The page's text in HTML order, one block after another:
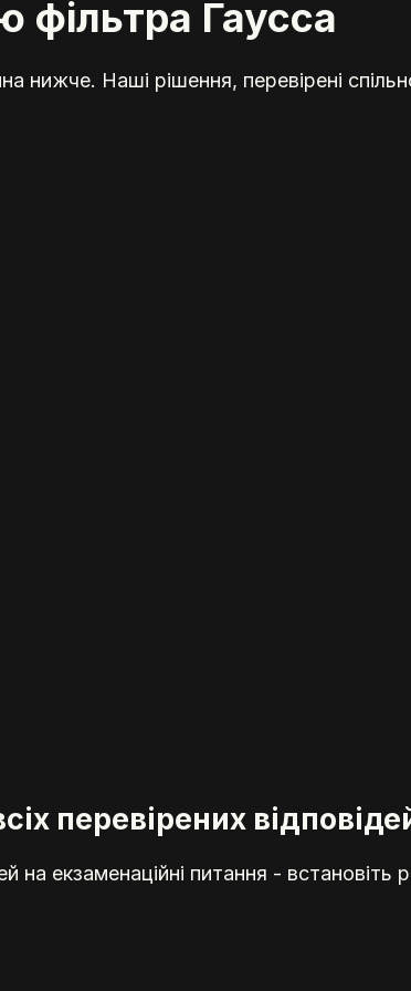
фільтра Гаусса
нижче. Наші рішення, перевірені
перевірених
екзаменаційні питання - встановіть